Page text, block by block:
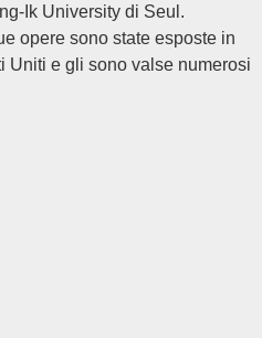
Ik University di Seul.
opere sono state esposte in
Uniti e gli sono valse numerosi